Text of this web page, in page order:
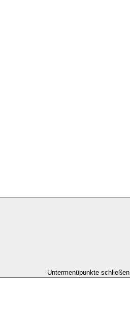
Untermenüpunkte schließen